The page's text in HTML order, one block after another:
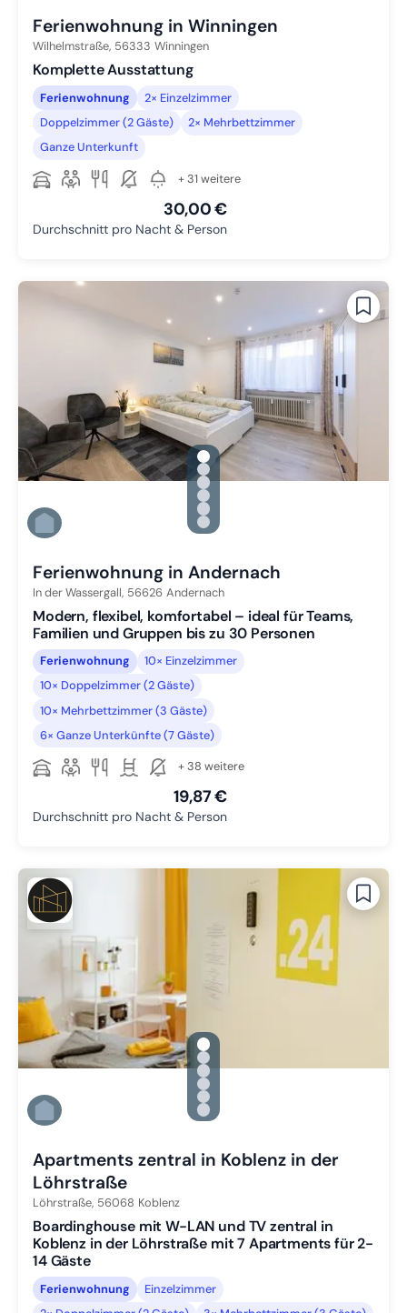
Ferienwohnung in Winningen
Wilhelmstraße, 56333 Winningen
Komplette Ausstattung
Ferienwohnung
2× Einzelzimmer
Doppelzimmer (2 Gäste)
2× Mehrbettzimmer
Ganze Unterkunft
+ 31 weitere
30,00 €
Durchschnitt pro Nacht & Person
gallery.slide_selector
Zu Slide 1 wechseln
Zu Slide 2 wechseln
Zu Slide 3 wechseln
Zu Slide 4 wechseln
Zu Slide 5 wechseln
Zu Slide 6 wechseln
Ferienwohnung in Andernach
In der Wassergall, 56626 Andernach
Modern, flexibel, komfortabel – ideal für Teams,
Familien und Gruppen bis zu 30 Personen
Ferienwohnung
10× Einzelzimmer
10× Doppelzimmer (2 Gäste)
10× Mehrbettzimmer (3 Gäste)
6× Ganze Unterkünfte (7 Gäste)
+ 38 weitere
19,87 €
Durchschnitt pro Nacht & Person
gallery.slide_selector
Zu Slide 1 wechseln
Zu Slide 2 wechseln
Zu Slide 3 wechseln
Zu Slide 4 wechseln
Zu Slide 5 wechseln
Zu Slide 6 wechseln
Apartments zentral in Koblenz in der
Löhrstraße
Löhrstraße, 56068 Koblenz
Boardinghouse mit W-LAN und TV zentral in
Koblenz in der Löhrstraße mit 7 Apartments für 2-
14 Gäste
Ferienwohnung
Einzelzimmer